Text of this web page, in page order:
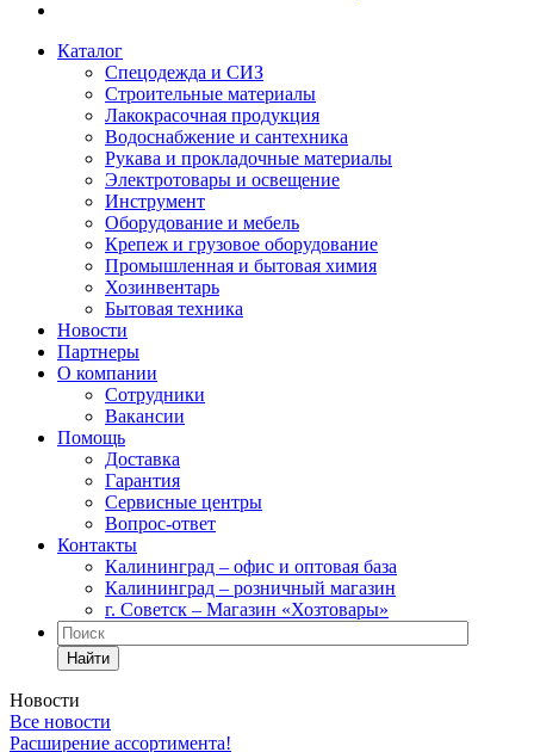
Каталог
Спецодежда и СИЗ
Строительные материалы
Лакокрасочная продукция
Водоснабжение и сантехника
Рукава и прокладочные материалы
Электротовары и освещение
Инструмент
Оборудование и мебель
Крепеж и грузовое оборудование
Промышленная и бытовая химия
Хозинвентарь
Бытовая техника
Новости
Партнеры
О компании
Сотрудники
Вакансии
Помощь
Доставка
Гарантия
Сервисные центры
Вопрос-ответ
Контакты
Калининград – офис и оптовая база
Калининград – розничный магазин
г. Советск – Магазин «Хозтовары»
Найти
Новости
Все новости
Расширение ассортимента!